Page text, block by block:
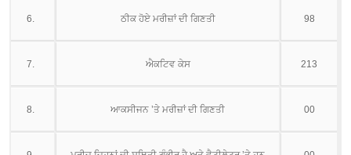
6. ਠੀਕ ਹੋਏ ਮਰੀਜ਼ਾਂ ਦੀ ਗਿਣਤੀ 98
7. ਐਕਟਿਵ ਕੇਸ 213
8. ਆਕਸੀਜਨ ’ਤੇ ਮਰੀਜ਼ਾਂ ਦੀ ਗਿਣਤੀ 00